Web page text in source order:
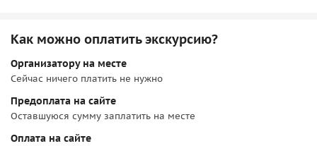
Как можно оплатить экскурсию?
Организатору на месте
Сейчас ничего платить не нужно
Предоплата на сайте
Оставшуюся сумму заплатить на месте
Оплата на сайте